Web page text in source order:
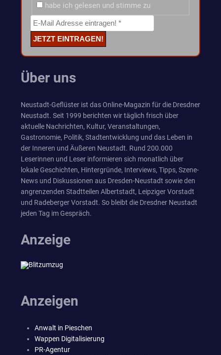
habe ich gelesen und stimme zu
Über uns
Neustadt-Geflüster ist das Online-Magazin für die Dresdner
Neustadt. Seit 1999 berichten wir täglich frisch über
aktuelle Nachrichten, Kultur, Veranstaltungen,
Gastronomie, Politik, Stadtentwicklung und das Leben in
der Inneren und Äußeren Neustadt. Rund 200.000
Leserinnen und Leser informieren sich monatlich über
lokale Geschichten, Hintergründe, Interviews, Tipps, Szene-
News und Diskussionen aus Dresden-Neustadt sowie den
angrenzenden Stadtteilen Albertstadt, Leipziger Vorstadt
und Radeberger Vorstadt. So bleibt die Dresdner Neustadt
jeden Tag im Gespräch.
Anzeige
Anzeigen
Anwalt in Pieschen
Wappen Digitalisierung
PR-Agentur